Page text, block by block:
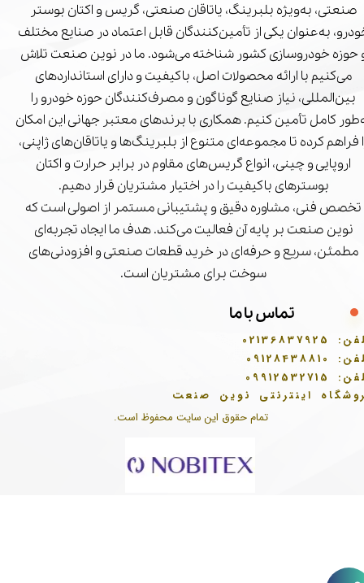
تمام حقوق این سایت محفوظ است.
صنعتی، به‌ویژه بلبرینگ، یاتاقان صنعتی، گریس و اکتان بوستر
به‌عنوان یکی از تأمین‌کنندگان قابل اعتماد در صنایع مختلف
حوزه خودروسازی کشور شناخته می‌شود. ما در نوین صنعت تلاش
می‌کنیم با ارائه محصولات اصل، باکیفیت و دارای استانداردهای
بین‌المللی، نیاز صنایع گوناگون و مصرف‌کنندگان حوزه خودرو را
کامل تأمین کنیم. همکاری با برندهای معتبر جهانی این امکان
فراهم کرده تا مجموعه‌ای متنوع از بلبرینگ‌ها و یاتاقان‌های ژاپنی،
اروپایی و چینی، انواع گریس‌های مقاوم در برابر حرارت و اکتان
بوسترهای باکیفیت را در اختیار مشتریان قرار دهیم.
تخصص فنی، مشاوره دقیق و پشتیبانی مستمر از اصولی است که
نوین صنعت بر پایه آن فعالیت می‌کند. هدف ما ایجاد تجربه‌ای
مطمئن، سریع و حرفه‌ای در خرید قطعات صنعتی و افزودنی‌های
سوخت برای مشتریان است.
تماس با ما
02136837925
09128438810
09912532715
اینترنتی نوین صنعت